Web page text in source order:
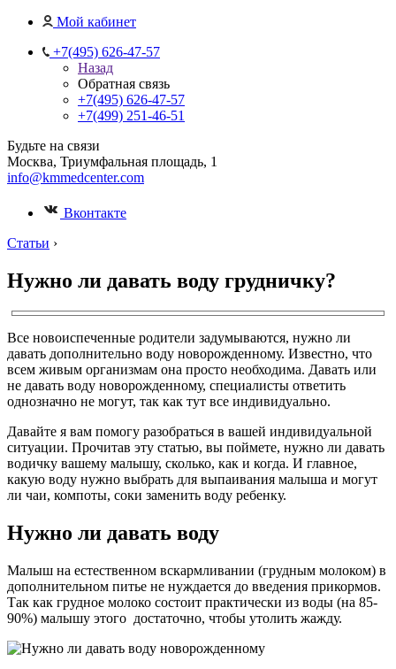
Мой кабинет
+7(495) 626-47-57
Назад
Обратная связь
+7(495) 626-47-57
+7(499) 251-46-51
Будьте на связи
Москва, Триумфальная площадь, 1
info@kmmedcenter.com
Вконтакте
Статьи ›
Нужно ли давать воду грудничку?
Все новоиспеченные родители задумываются, нужно ли
давать дополнительно воду новорожденному. Известно, что
всем живым организмам она просто необходима. Давать или
не давать воду новорожденному, специалисты ответить
однозначно не могут, так как тут все индивидуально.
Давайте я вам помогу разобраться в вашей индивидуальной
ситуации. Прочитав эту статью, вы поймете, нужно ли давать
водичку вашему малышу, сколько, как и когда. И главное,
какую воду нужно выбрать для выпаивания малыша и могут
ли чаи, компоты, соки заменить воду ребенку.
Нужно ли давать воду
Малыш на естественном вскармливании (грудным молоком) в
дополнительном питье не нуждается до введения прикормов.
Так как грудное молоко состоит практически из воды (на 85-
90%) малышу этого достаточно, чтобы утолить жажду.